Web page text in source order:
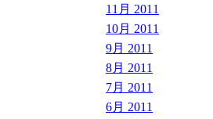
11月 2011
10月 2011
9月 2011
8月 2011
7月 2011
6月 2011